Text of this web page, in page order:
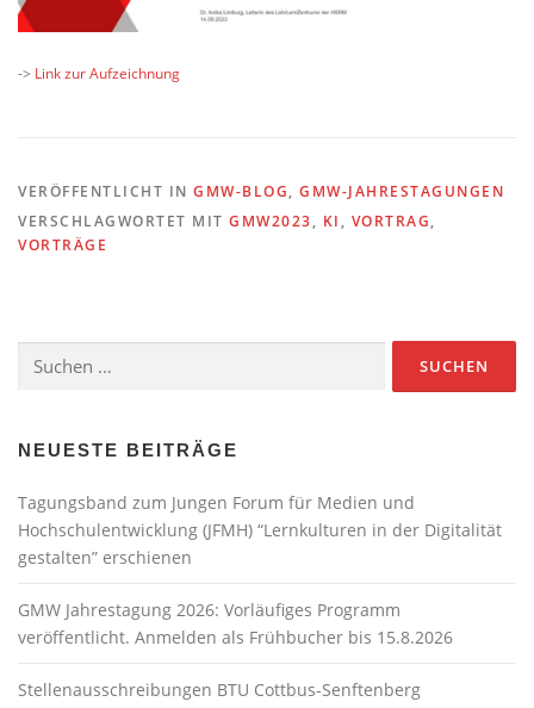
-> Link zur Aufzeichnung
VERÖFFENTLICHT IN GMW-BLOG, GMW-JAHRESTAGUNGEN
VERSCHLAGWORTET MIT GMW2023, KI , VORTRAG,
VORTRÄGE
nach:
NEUESTE BEITRÄGE
Tagungsband zum Jungen Forum für Medien und
Hochschulentwicklung (JFMH) “Lernkulturen in der Digitalität
gestalten” erschienen
GMW Jahrestagung 2026: Vorläufiges Programm
veröffentlicht. Anmelden als Frühbucher bis 15.8.2026
Stellenausschreibungen BTU Cottbus-Senftenberg